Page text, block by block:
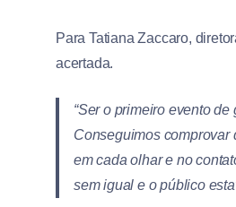
Para Tatiana Zaccaro,
acertada.
“Ser o primeiro evento
Conseguimos comprovar
em cada olhar e no
sem igual e o público